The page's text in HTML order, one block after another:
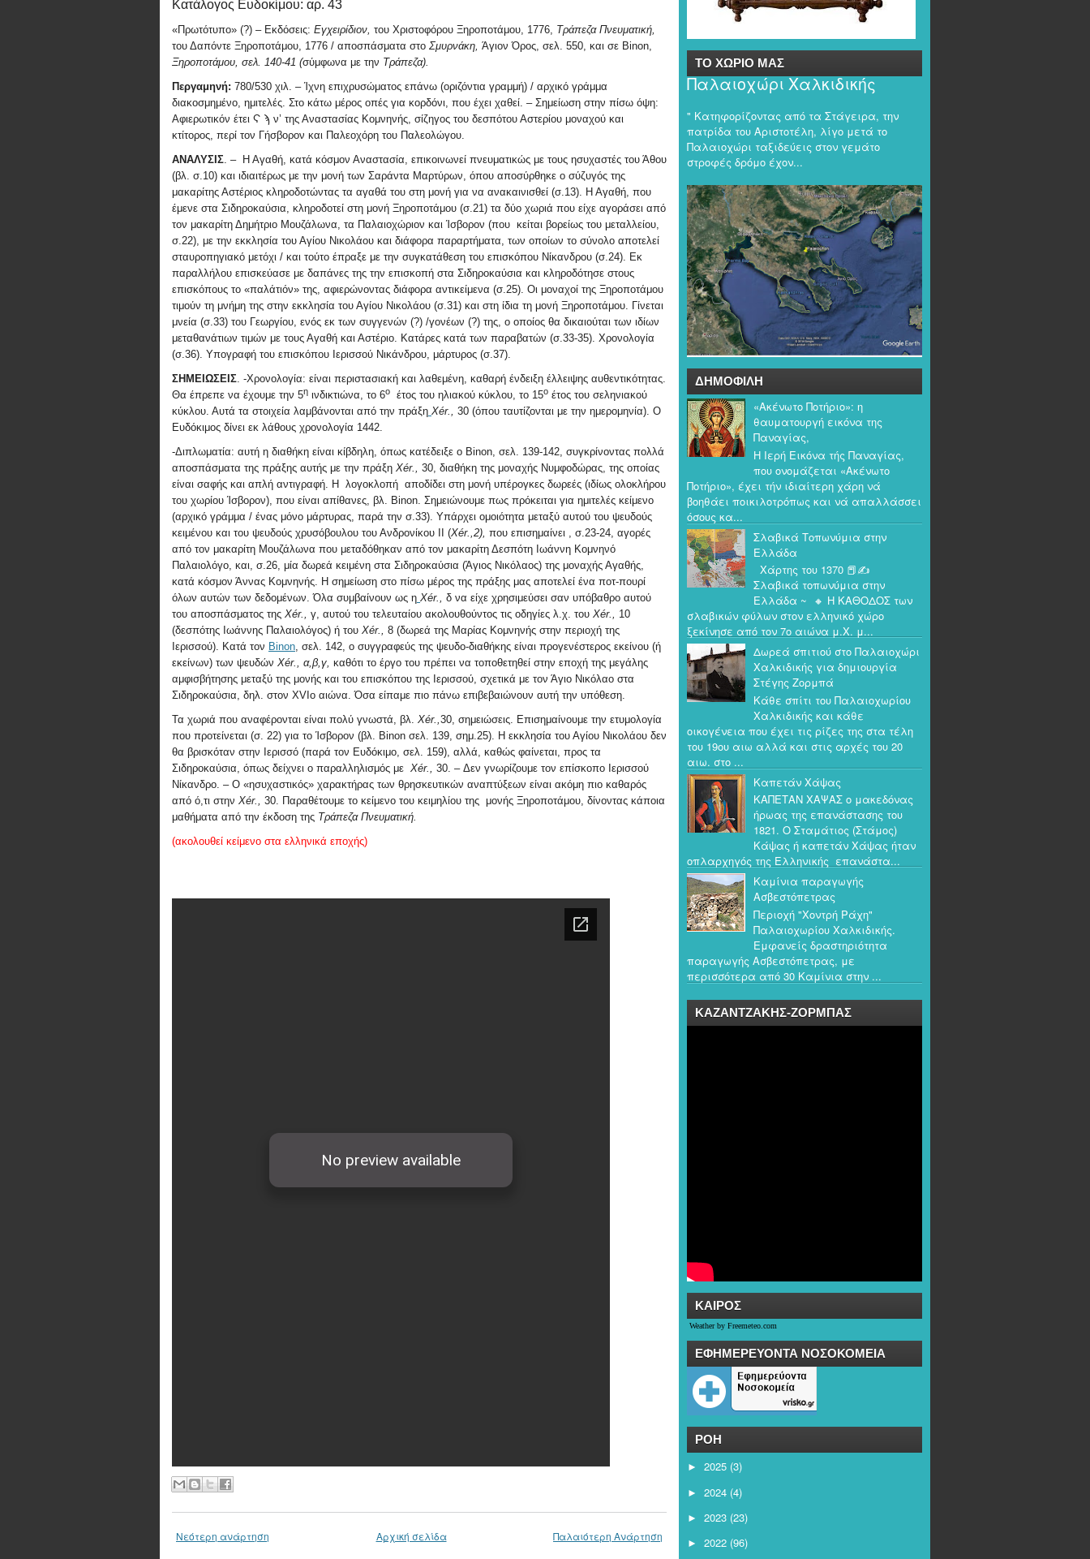
Κατάλογος Ευδοκίμου: αρ. 43
«Πρωτότυπο» (?) – Εκδόσεις: Εγχειρίδιον, του Χριστοφόρου Ξηροποτάμου, 1776, Τράπεζα Πνευματική,
του Δαπόντε Ξηροποτάμου, 1776 / αποσπάσματα στο Σμυρνάκη, Άγιον Όρος, σελ. 550, και σε Binon
Ξηροποτάμου, σελ. 140-41 (σύμφωνα με την Τράπεζα).
Περγαμηνή: 780/530 χιλ. – Ίχνη επιχρυσώματος επάνω (οριζόντια γραμμή) / αρχικό γράμμα
διακοσμημένο, ημιτελές. Στο κάτω μέρος οπές για κορδόνι, που έχει χαθεί. – Σημείωση στην πίσω όψη:
Αφιερωτικόν έτει Ϛ ϡ ν’ της Αναστασίας Κομνηνής, σίζηγος του δεσπότου Αστερίου μοναχού και
κτίτορος, περί τον Γήσβορον και Παλεοχόρη του Παλεολώγου.
ΑΝΑΛΥΣΙΣ . – Η Αγαθή, κατά κόσμον Αναστασία, επικοινωνεί πνευματικώς με τους ησυχαστές του Άθου
(βλ. σ.10) και ιδιαιτέρως με την μονή των Σαράντα Μαρτύρων, όπου αποσύρθηκε ο σύζυγός της
μακαρίτης Αστέριος κληροδοτώντας τα αγαθά του στη μονή για να ανακαινισθεί (σ.13). Η Αγαθή, που
έμενε στα Σιδηροκαύσια, κληροδοτεί στη μονή Ξηροποτάμου (σ.21) τα δύο χωριά που είχε αγοράσει από
τον μακαρίτη Δημήτριο Μουζάλωνα, τα Παλαιοχώριον και Ίσβορον (που κείται βορείως του μεταλλείου,
σ.22), με την εκκλησία του Αγίου Νικολάου και διάφορα παραρτήματα, των οποίων το σύνολο αποτελεί
σταυροπηγιακό μετόχι / και τούτο έπραξε με την συγκατάθεση του επισκόπου Νίκανδρου (σ.24). Εκ
παραλλήλου επισκεύασε με δαπάνες της την επισκοπή στα Σιδηροκαύσια και κληροδότησε στους
επισκόπους το «παλάτιόν» της, αφιερώνοντας διάφορα αντικείμενα (σ.25). Οι μοναχοί της Ξηροποτάμου
τιμούν τη μνήμη της στην εκκλησία του Αγίου Νικολάου (σ.31) και στη ίδια τη μονή Ξηροποτάμου. Γίνεται
μνεία (σ.33) του Γεωργίου, ενός εκ των συγγενών (?) /γονέων (?) της, ο οποίος θα δικαιούται των ιδίων
μεταθανάτιων τιμών με τους Αγαθή και Αστέριο. Κατάρες κατά των παραβατών (σ.33-35). Χρονολογία
(σ.36). Υπογραφή του επισκόπου Ιερισσού Νικάνδρου, μάρτυρος (σ.37).
ΣΗΜΕΙΩΣΕΙΣ . -Χρονολογία: είναι περιστασιακή και λαθεμένη, καθαρή ένδειξη έλλειψης αυθεντικότητας.
Θα έπρεπε να έχουμε την 5η ινδικτιώνα, το 6ο έτος του ηλιακού κύκλου, το 15ο έτος του σεληνιακού
κύκλου. Αυτά τα στοιχεία λαμβάνονται από την πράξη Xér., 30 (όπου ταυτίζονται με την ημερομηνία). Ο
Ευδόκιμος δίνει εκ λάθους χρονολογία 1442.
-Διπλωματία: αυτή η διαθήκη είναι κίβδηλη, όπως κατέδειξε ο Binon , σελ. 139-142, συγκρίνοντας πολλά
αποσπάσματα της πράξης αυτής με την πράξη Xér., 30, διαθήκη της μοναχής Νυμφοδώρας, της οποίας
είναι σαφής και απλή αντιγραφή. Η λογοκλοπή αποδίδει στη μονή υπέρογκες δωρεές (ιδίως ολοκλήρου
του χωρίου Ίσβορον), που είναι απίθανες, βλ. Binon . Σημειώνουμε πως πρόκειται για ημιτελές κείμενο
(αρχικό γράμμα / ένας μόνο μάρτυρας, παρά την σ.33). Υπάρχει ομοιότητα μεταξύ αυτού του ψευδούς
κειμένου και του ψευδούς χρυσόβουλου του Ανδρονίκου ΙΙ (Xér.,2), που επισημαίνει , σ.23-24, αγορές
από τον μακαρίτη Μουζάλωνα που μεταδόθηκαν από τον μακαρίτη Δεσπότη Ιωάννη Κομνηνό
Παλαιολόγο, και, σ.26, μία δωρεά κειμένη στα Σιδηροκαύσια (Άγιος Νικόλαος) της μοναχής Αγαθής,
κατά κόσμον Άννας Κομνηνής. Η σημείωση στο πίσω μέρος της πράξης μας αποτελεί ένα ποτ-πουρί
όλων αυτών των δεδομένων. Όλα συμβαίνουν ως η Xér., δ να είχε χρησιμεύσει σαν υπόβαθρο αυτού
του αποσπάσματος της Xér., γ, αυτού του τελευταίου ακολουθούντος τις οδηγίες λ.χ. του Xér., 10
(δεσπότης Ιωάννης Παλαιολόγος) ή του Xér., 8 (δωρεά της Μαρίας Κομνηνής στην περιοχή της
Ιερισσού). Κατά τον Binon , σελ. 142, ο συγγραφεύς της ψευδο-διαθήκης είναι προγενέστερος εκείνου (ή
εκείνων) των ψευδών Xér., α,β,γ, καθότι το έργο του πρέπει να τοποθετηθεί στην εποχή της μεγάλης
αμφισβήτησης μεταξύ της μονής και του επισκόπου της Ιερισσού, σχετικά με τον Άγιο Νικόλαο στα
Σιδηροκαύσια, δηλ. στον XVIο αιώνα. Όσα είπαμε πιο πάνω επιβεβαιώνουν αυτή την υπόθεση.
Τα χωριά που αναφέρονται είναι πολύ γνωστά, βλ. Xér., 30, σημειώσεις. Επισημαίνουμε την ετυμολογία
που προτείνεται (σ. 22) για το Ίσβορον (βλ. Binon σελ. 139, σημ.25). Η εκκλησία του Αγίου Νικολάου δεν
θα βρισκόταν στην Ιερισσό (παρά τον Ευδόκιμο, σελ. 159), αλλά, καθώς φαίνεται, προς τα
Σιδηροκαύσια, όπως δείχνει ο παραλληλισμός με Xér.,
30. – Δεν γνωρίζουμε τον επίσκοπο Ιερισσού
Νίκανδρο. – Ο «ησυχαστικός» χαρακτήρας των θρησκευτικών αναπτύξεων είναι ακόμη πιο καθαρός
από ό,τι στην Xér.,
30. Παραθέτουμε το κείμενο του κειμηλίου της μονής Ξηροποτάμου, δίνοντας κάποια
μαθήματα από την έκδοση της Τράπεζα Πνευματική.
(ακολουθεί κείμενο στα ελληνικά εποχής)
Νεότερη ανάρτηση Παλαιότερη Ανάρτηση
Αρχική σελίδα
ΤΟ ΧΩΡΙΟ ΜΑΣ
Παλαιοχώρι Χαλκιδικής
" Κατηφορίζοντας από τα Στάγειρα, την
πατρίδα του Αριστοτέλη, λίγο μετά το
Παλαιοχώρι ταξιδεύεις στον γεμάτο
στροφές δρόμο έχον...
ΔΗΜΟΦΙΛΗ
«Ακένωτο Ποτήριο»: η
θαυματουργή εικόνα της
Παναγίας,
Η Ιερή Εικόνα τής Παναγίας,
που ονομάζεται «Ακένωτο
Ποτήριο», έχει τήν ιδιαίτερη χάρη νά
βοηθάει ποικιλοτρόπως και νά απαλλάσσει
όσους κα...
Σλαβικά Τοπωνύμια στην
Ελλάδα
Χάρτης του 1370 📕✍️
Σλαβικά τοπωνύμια στην
Ελλάδα ~ 🔸 Η ΚΑΘΟΔΟΣ των
σλαβικών φύλων στον ελληνικό χώρο
ξεκίνησε από τον 7ο αιώνα μ.Χ. μ...
Δωρεά σπιτιού στο Παλαιοχώρι
Χαλκιδικής για δημιουργία
Στέγης Ζορμπά
Κάθε σπίτι του Παλαιοχωρίου
Χαλκιδικής και κάθε
οικογένεια που έχει τις ρίζες της στα τέλη
του 19ου αιω αλλά και στις αρχές του 20
αιω. στο ...
Καπετάν Χάψας
ΚΑΠΕΤΑΝ ΧΑΨΑΣ ο μακεδόνας
ήρωας της επανάστασης του
1821. Ο Σταμάτιος (Στάμος)
Κάψας ή καπετάν Χάψας ήταν
οπλαρχηγός της Ελληνικής επανάστα...
Καμίνια παραγωγής
Ασβεστόπετρας
Περιοχή "Χοντρή Ράχη"
Παλαιοχωρίου Χαλκιδικής.
Εμφανείς δραστηριότητα
παραγωγής Ασβεστόπετρας, με
περισσότερα από 30 Καμίνια στην ...
ΚΑΖΑΝΤΖΑΚΗΣ-ΖΟΡΜΠΑΣ
ΚΑΙΡOΣ
Weather by Freemeteo.com
ΕΦΗΜΕΡΕΥΟΝΤΑ ΝΟΣΟΚΟΜΕΙΑ
ΡΟΗ
► 2025 (3)
► 2024 (4)
► 2023 (23)
► 2022 (96)